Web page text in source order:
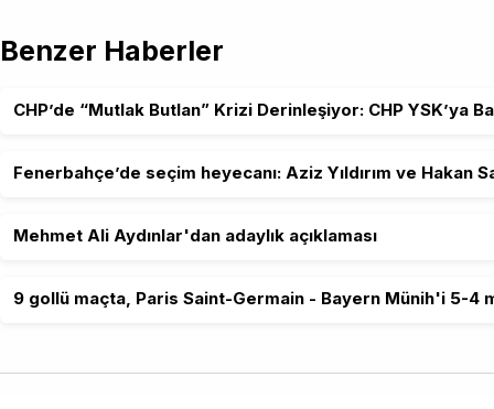
Benzer Haberler
CHP’de “Mutlak Butlan” Krizi Derinleşiyor: CHP YSK’ya
Fenerbahçe’de seçim heyecanı: Aziz Yıldırım ve Hakan
Mehmet Ali Aydınlar'dan adaylık açıklaması
9 gollü maçta, Paris Saint-Germain - Bayern Münih'i 5-4